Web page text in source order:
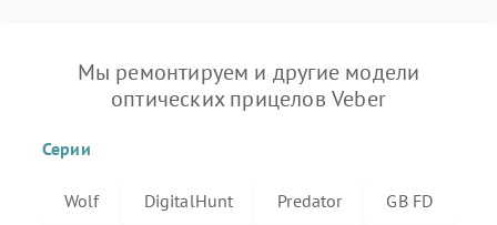
Мы ремонтируем и другие модели
оптических прицелов Veber
Серии
Wolf DigitalHunt Predator GB FD